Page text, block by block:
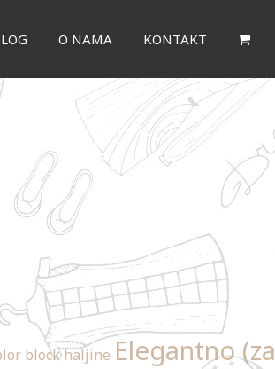
O NAMA KONTAKT
block haljine Elegantno (za